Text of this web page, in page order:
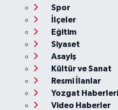
Spor
İlçeler
Eğitim
Siyaset
Asayiş
Kültür ve Sanat
Resmi İlanlar
Yozgat Haberleri
Video Haberler